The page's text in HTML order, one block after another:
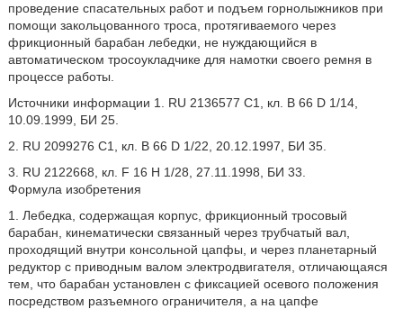
проведение спасательных работ и подъем горнолыжников при
помощи закольцованного троса, протягиваемого через
фрикционный барабан лебедки, не нуждающийся в
автоматическом тросоукладчике для намотки своего ремня в
процессе работы.
Источники информации 1. RU 2136577 C1, кл. В 66 D 1/14,
10.09.1999, БИ 25.
2. RU 2099276 C1, кл. B 66 D 1/22, 20.12.1997, БИ 35.
3. RU 2122668, кл. F 16 H 1/28, 27.11.1998, БИ 33.
Формула изобретения
1. Лебедка, содержащая корпус, фрикционный тросовый
барабан, кинематически связанный через трубчатый вал,
проходящий внутри консольной цапфы, и через планетарный
редуктор с приводным валом электродвигателя, отличающаяся
тем, что барабан установлен с фиксацией осевого положения
посредством разъемного ограничителя, а на цапфе